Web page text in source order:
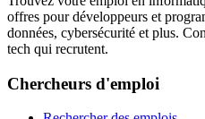
offres pour développeurs et
données, cybersécurité et plus.
tech qui recrutent.
Chercheurs d'emploi